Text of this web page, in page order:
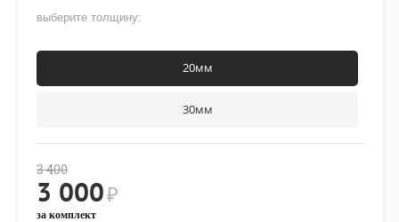
выберите толщину:
20мм
30мм
3 400
3 000₽
за комплект